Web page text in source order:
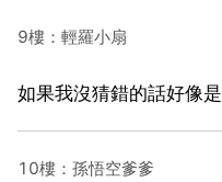
9樓：輕羅小扇
如果我沒猜錯的話好像
10樓：孫悟空爹爹